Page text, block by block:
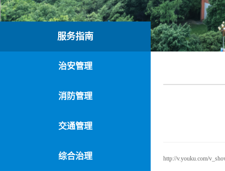
服务指南
治安管理
消防管理
交通管理
综合治理 http://v.youku.com/